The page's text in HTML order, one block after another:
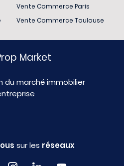
Vente Commerce Paris
Vente Commerce Toulouse
Market
du marché immobilier
sur les réseaux